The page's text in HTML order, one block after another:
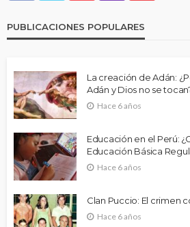
PUBLICACIONES POPULARES
La creación de Adán:
Adán y Dios no se
Hace 6 años
Educación en el Perú:
Educación Básica
Hace 6 años
Clan Puccio: El crimen
Hace 6 años